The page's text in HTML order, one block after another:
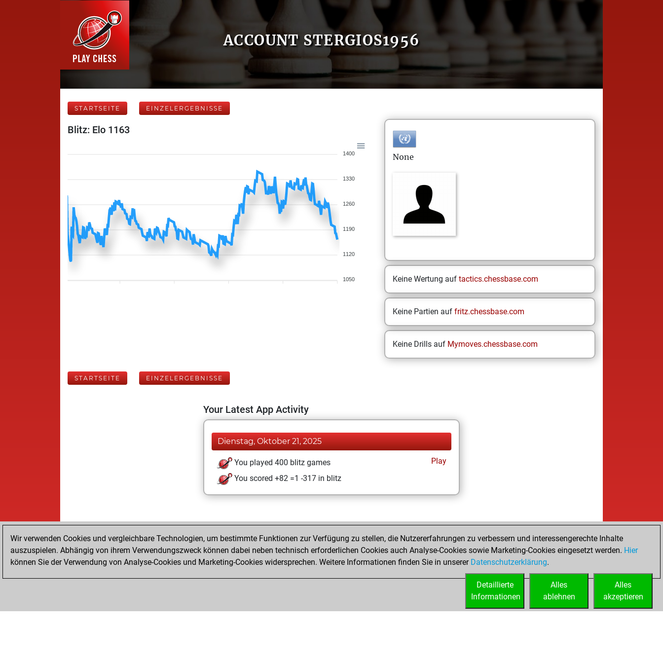
ACCOUNT STERGIOS1956
STARTSEITE EINZELERGEBNISSE
Blitz: Elo 1163
1400
1330
1260
1190
1120
1050
None
Keine Wertung auf tactics.chessbase.com
Keine Partien auf fritz.chessbase.com
Keine Drills auf Mymoves.chessbase.com
STARTSEITE EINZELERGEBNISSE
Your Latest App Activity
Dienstag, Oktober 21, 2025
You played 400 blitz games
Play
You scored +82 =1 -317 in blitz
Wir verwenden Cookies und vergleichbare Technologien, um bestimmte Funktionen zur Verfügung zu stellen, die Nutzererfahrungen zu verbessern und interessengerechte Inhalte
auszuspielen. Abhängig von ihrem Verwendungszweck können dabei neben technisch erforderlichen Cookies auch Analyse-Cookies sowie Marketing-Cookies eingesetzt werden. Hier
können Sie der Verwendung von Analyse-Cookies und Marketing-Cookies widersprechen. Weitere Informationen finden Sie in unserer Datenschutzerklärung.
Alles
akzeptieren
Alles
ablehnen
Detaillierte
Informationen